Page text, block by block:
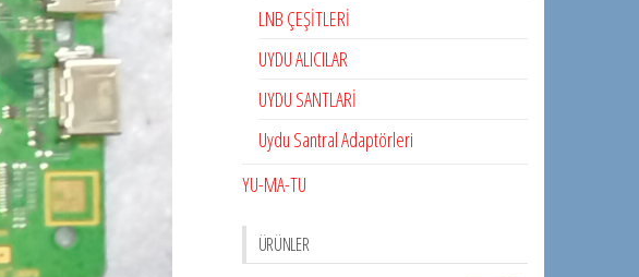
LNB ÇEŞİTLERİ
UYDU ALICILAR
UYDU SANTLARİ
Uydu Santral Adaptörleri
YU-MA-TU
ÜRÜNLER